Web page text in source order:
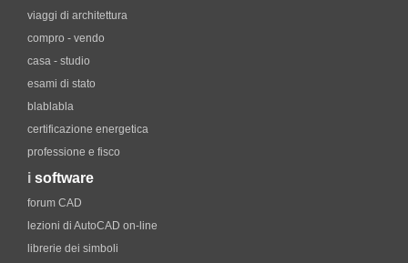
viaggi di architettura
compro - vendo
casa - studio
esami di stato
blablabla
certificazione energetica
professione e fisco
i software
forum CAD
lezioni di AutoCAD on-line
librerie dei simboli